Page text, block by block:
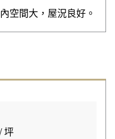
空間大，屋況良好。
坪